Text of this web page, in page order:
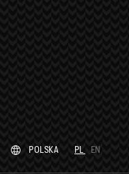
POLSKA PL EN